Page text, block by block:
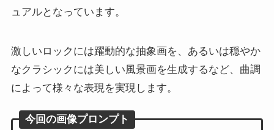
ュアルとなっています。
激しいロックには躍動的な抽象画を、あるいは穏やか
なクラシックには美しい風景画を生成するなど、曲調
によって様々な表現を実現します。
今回の画像プロンプト